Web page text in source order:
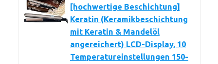
[hochwertige Beschichtung]
Keratin (Keramikbeschichtung
mit Keratin & Mandelöl
angereichert) LCD-Display, 10
Temperatureinstellungen 150-